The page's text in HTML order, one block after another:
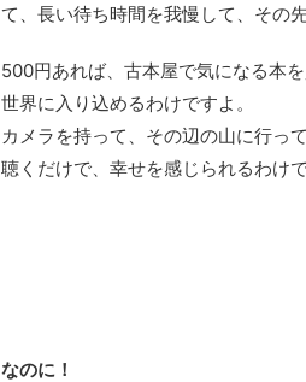
て、長い待ち時間を我慢して、その
500円あれば、古本屋で気になる本
世界に入り込めるわけですよ。
カメラを持って、その辺の山に行っ
聴くだけで、幸せを感じられるわけで
なのに！